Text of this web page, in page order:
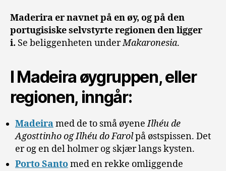
Maderira er navnet på en øy, og på den
portugisiske selvstyrte regionen den ligger
i. Se beliggenheten underMakaronesia.
I Madeira øygruppen, eller
regionen, inngår:
Madeiramed de to små øyeneIlhéu de
Agosttinho og Ilhéu do Farolpå østspissen. Det
er og en del holmer og skjær langs kysten.
Porto Santomed en rekke omliggende